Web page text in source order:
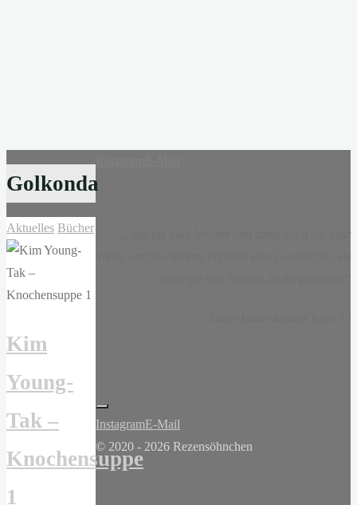
Golkonda
Aktuelles Bücher
Kim
Young-
Tak –
Knochensuppe
1
InstagramE-Mail
© 2020 - 2026 Rezensöhnchen